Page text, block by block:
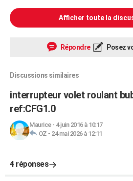
Afficher toute la
Répondre Posez
Discussions similaires
interrupteur volet roulant
ref:CFG1.0
Maurice- 4 juin 2016 à 10:17
OZ - 24 mai 2026 à 12:11
4 réponses